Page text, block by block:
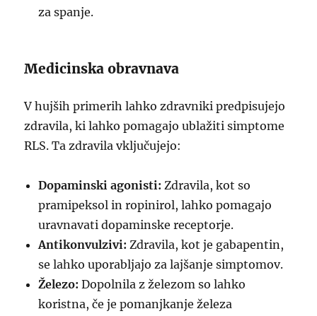
za spanje.
Medicinska obravnava
V hujših primerih lahko zdravniki predpisujejo
zdravila, ki lahko pomagajo ublažiti simptome
RLS. Ta zdravila vključujejo:
Dopaminski agonisti: Zdravila, kot so
pramipeksol in ropinirol, lahko pomagajo
uravnavati dopaminske receptorje.
Antikonvulzivi: Zdravila, kot je gabapentin,
se lahko uporabljajo za lajšanje simptomov.
Železo: Dopolnila z železom so lahko
koristna, če je pomanjkanje železa